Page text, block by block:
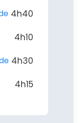
4h40
4h10
4h30
4h15